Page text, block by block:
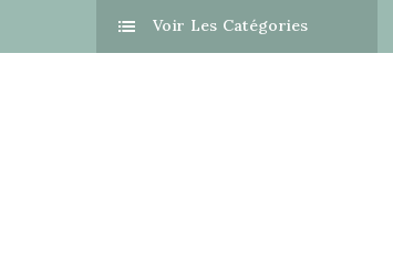
 Voir Les Catégories